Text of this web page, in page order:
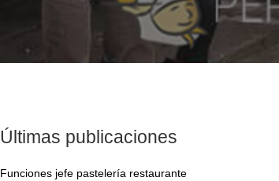
Últimas publicaciones
Funciones jefe pastelería restaurante